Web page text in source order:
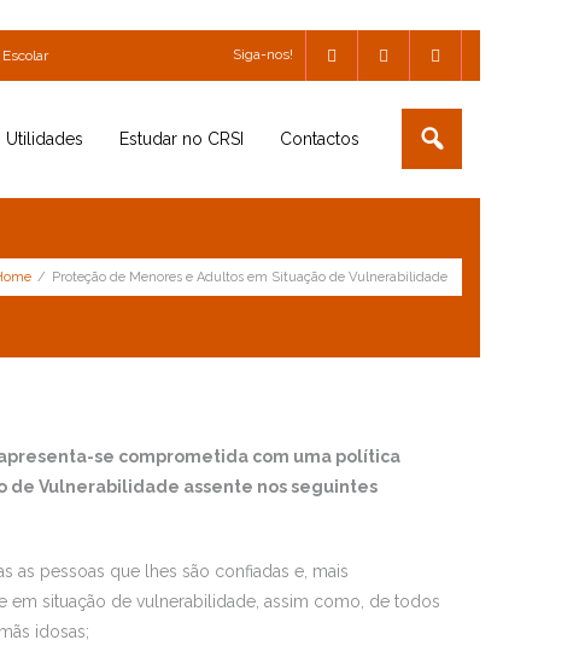
Siga-nos!
Utilidades Estudar no CRSI Contactos
/ Proteção de Menores e Adultos em Situação de Vulnerabilidade
se comprometida com uma política
de Vulnerabilidade assente nos seguintes
as pessoas que lhes são confiadas e, mais
em situação de vulnerabilidade, assim como, de todos
idosas;